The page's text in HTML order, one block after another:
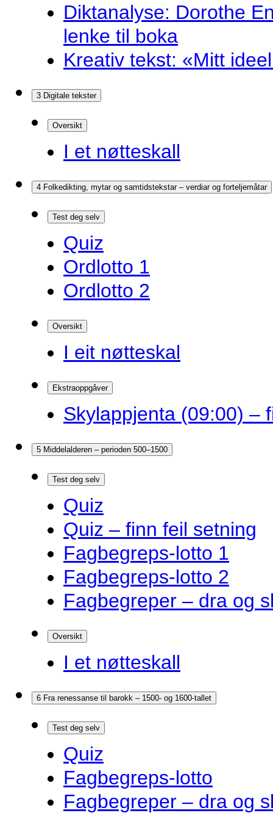
Diktanalyse: Dorothe
lenke til boka
Kreativ tekst: «Mitt
3 Digitale tekster
Oversikt
I et nøtteskall
4 Folkedikting, mytar og samtidstekstar – verdiar og forteljemåtar
Test deg selv
Quiz
Ordlotto 1
Ordlotto 2
Oversikt
I eit nøtteskal
Ekstraoppgåver
Skylappjenta (09:00) –
5 Middelalderen – perioden 500–1500
Test deg selv
Quiz
Quiz – finn feil setning
Fagbegreps-lotto 1
Fagbegreps-lotto 2
Fagbegreper – dra og
Oversikt
I et nøtteskall
6 Fra renessanse til barokk – 1500- og 1600-tallet
Test deg selv
Quiz
Fagbegreps-lotto
Fagbegreper – dra og